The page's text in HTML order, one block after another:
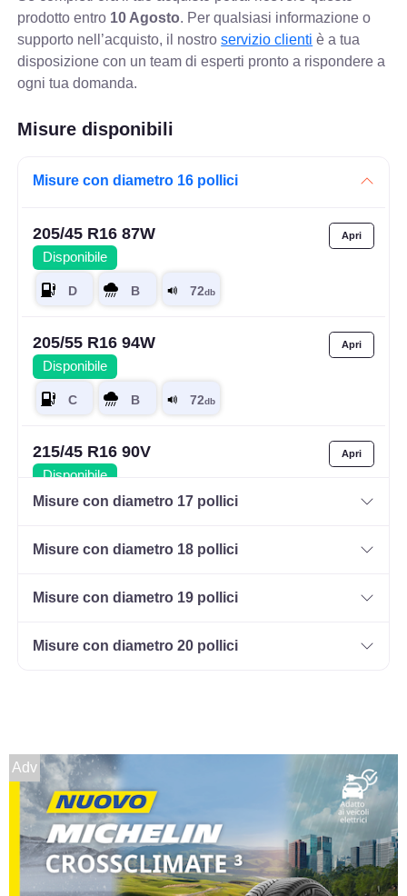
prodotto entro 10 Agosto. Per qualsiasi informazione o
supporto nell’acquisto, il nostroservizio clienti è a tua
disposizione con un team di esperti pronto a rispondere a
ogni tua domanda.
Misure disponibili
Misure con diametro 16 pollici
205/45 R16 87W
Disponibile
205/55 R16 94W
Disponibile
215/45 R16 90V
Disponibile
215/60 R16 95H HP
Misure con diametro 17 pollici
Misure con diametro 18 pollici
Misure con diametro 19 pollici
Misure con diametro 20 pollici
Adv